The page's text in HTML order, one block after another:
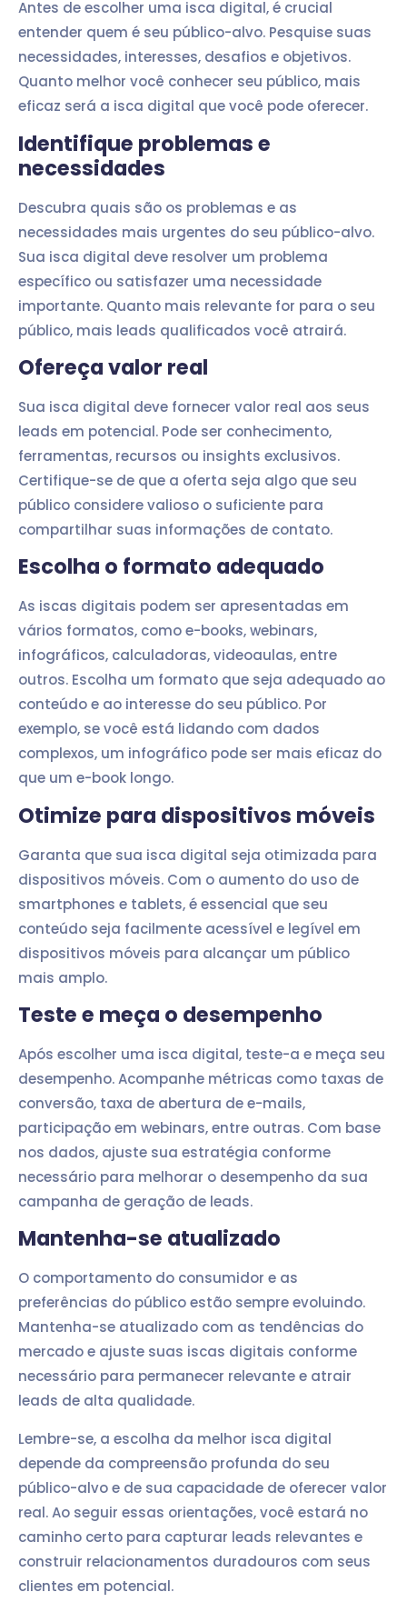
Antes de escolher uma isca digital, é crucial
entender quem é seu público-alvo. Pesquise suas
necessidades, interesses, desafios e objetivos.
Quanto melhor você conhecer seu público, mais
eficaz será a isca digital que você pode oferecer.
Identifique problemas e
necessidades
Descubra quais são os problemas e as
necessidades mais urgentes do seu público-alvo.
Sua isca digital deve resolver um problema
específico ou satisfazer uma necessidade
importante. Quanto mais relevante for para o seu
público, mais leads qualificados você atrairá.
Ofereça valor real
Sua isca digital deve fornecer valor real aos seus
leads em potencial. Pode ser conhecimento,
ferramentas, recursos ou insights exclusivos.
Certifique-se de que a oferta seja algo que seu
público considere valioso o suficiente para
compartilhar suas informações de contato.
Escolha o formato adequado
As iscas digitais podem ser apresentadas em
vários formatos, como e-books, webinars,
infográficos, calculadoras, videoaulas, entre
outros. Escolha um formato que seja adequado ao
conteúdo e ao interesse do seu público. Por
exemplo, se você está lidando com dados
complexos, um infográfico pode ser mais eficaz do
que um e-book longo.
Otimize para dispositivos móveis
Garanta que sua isca digital seja otimizada para
dispositivos móveis. Com o aumento do uso de
smartphones e tablets, é essencial que seu
conteúdo seja facilmente acessível e legível em
dispositivos móveis para alcançar um público
mais amplo.
Teste e meça o desempenho
Após escolher uma isca digital, teste-a e meça seu
desempenho. Acompanhe métricas como taxas de
conversão, taxa de abertura de e-mails,
participação em webinars, entre outras. Com base
nos dados, ajuste sua estratégia conforme
necessário para melhorar o desempenho da sua
campanha de geração de leads.
Mantenha-se atualizado
O comportamento do consumidor e as
preferências do público estão sempre evoluindo.
Mantenha-se atualizado com as tendências do
mercado e ajuste suas iscas digitais conforme
necessário para permanecer relevante e atrair
leads de alta qualidade.
Lembre-se, a escolha da melhor isca digital
depende da compreensão profunda do seu
público-alvo e de sua capacidade de oferecer valor
real. Ao seguir essas orientações, você estará no
caminho certo para capturar leads relevantes e
construir relacionamentos duradouros com seus
clientes em potencial.